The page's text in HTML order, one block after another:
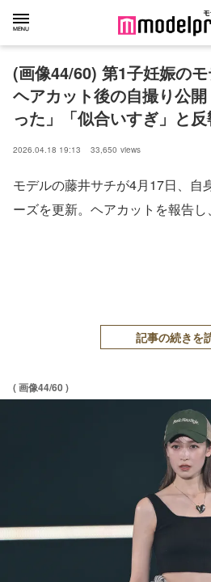
(画像44/60) 第1子妊娠のモ
ヘアカット後の自撮り公
った」「似合いすぎ」と
2026.04.18 19:13 33,650 views
モデルの藤井サチが4月17日、自
ーズを更新。ヘアカットを報告し
記事の続きを
( 画像44/60 )